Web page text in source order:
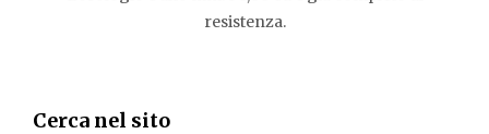
resistenza.
Cerca nel sito